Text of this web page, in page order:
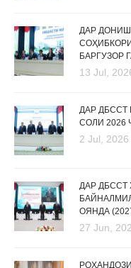
ДАР
БАРГУЗОР
13 Jul,
ДАР
СОЛИ 2026
2 Jul, 2026
ДАР
ОЯНДА
27 Jun,